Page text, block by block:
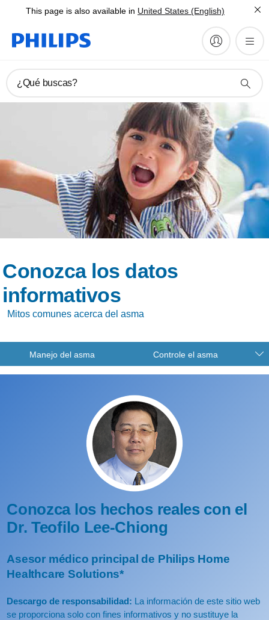
This page is also available in United States (English)
¿Qué buscas?
Conozca los datos
informativos
Mitos comunes acerca del asma
Manejo del asma Controle el asma
Conozca los hechos reales con el
Dr. Teofilo Lee-Chiong
Asesor médico principal de Philips Home
Healthcare Solutions*
Descargo de responsabilidad: La información de este sitio web
se proporciona solo con fines informativos y no sustituye la